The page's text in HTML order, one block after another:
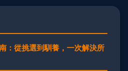
：從挑選到馴養，一次解決所